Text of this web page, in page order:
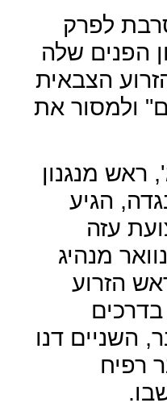
לפרק
הפנים שלה
הצבאית
ולמסור את
ראש מנגנון
הגיע
עזה
מנהיג
הזרוע
השניים דנו
רפיח